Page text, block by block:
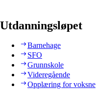
Utdanningsløpet
Barnehage
SFO
Grunnskole
Videregående
Opplæring for voksne